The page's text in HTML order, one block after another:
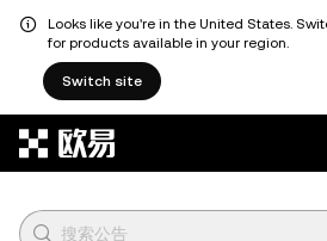
Looks like you're in the United States.
for products available in your region.
Switch site